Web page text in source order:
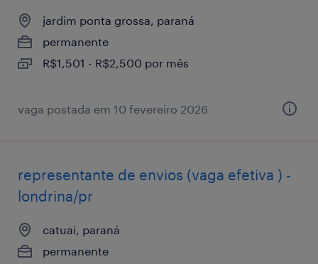
jardim ponta grossa, paraná
permanente
R$1,501 - R$2,500 por mês
vaga postada em 10 fevereiro 2026
representante de envios (vaga efetiva ) -
londrina/pr
catuai, paraná
permanente